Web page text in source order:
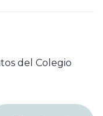
del Colegio